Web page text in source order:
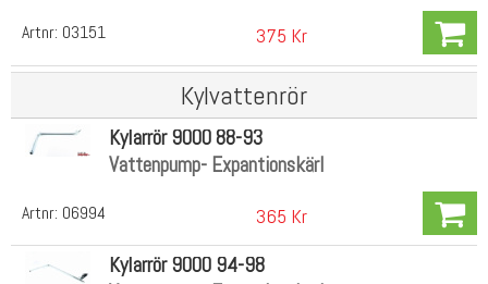
Artnr: 03151 375 Kr
Kylvattenrör
Artnr: 06994
Kylarrör 9000 88-93
Vattenpump- Expantionskärl
365 Kr
Kylarrör 9000 94-98